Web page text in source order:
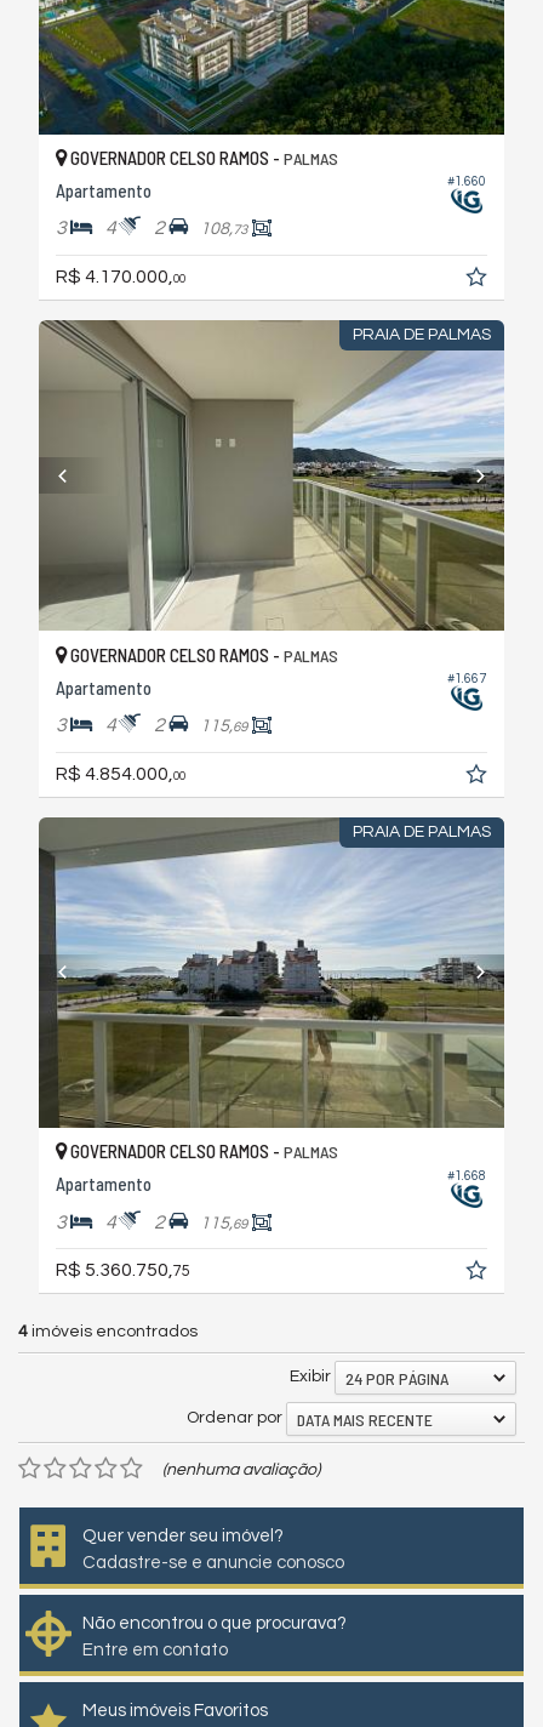
#1.660
GOVERNADOR CELSO RAMOS - PALMAS
Apartamento
3 4 2 108,73
R$ 4.170.000,00
PRAIA DE PALMAS
#1.667
GOVERNADOR CELSO RAMOS - PALMAS
Apartamento
3 4 2 115,69
R$ 4.854.000, 00
PRAIA DE PALMAS
#1.668
GOVERNADOR CELSO RAMOS - PALMAS
Apartamento
3 4 2 115,69
R$ 5.360.750,75
4 imóveis encontrados
Exibir 24 POR PÁGINA
Ordenar por DATA MAIS RECENTE
(nenhuma avaliação)
Quer vender seu imóvel?
Cadastre-se e anuncie conosco
Não encontrou o que procurava?
Entre em contato
Meus imóveis Favoritos